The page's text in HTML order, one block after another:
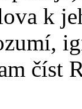
k
číst